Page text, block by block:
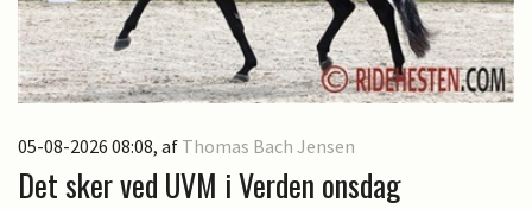
05-08-2026 08:08, af Thomas Bach Jensen
Det sker ved UVM i Verden onsdag